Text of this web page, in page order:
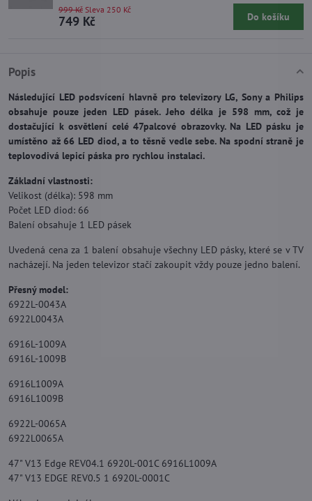
Popis
Následující LED podsvícení hlavně pro televizory LG, Sony a Philips
obsahuje pouze jeden LED pásek. Jeho délka je 598 mm, což je
dostačující k osvětlení celé 47palcové obrazovky. Na LED pásku je
umístěno až 66 LED diod, a to těsně vedle sebe. Na spodní straně je
teplovodivá lepicí páska pro rychlou instalaci.
Základní vlastnosti:
Velikost (délka): 598 mm
Počet LED diod: 66
Balení obsahuje 1 LED pásek
Uvedená cena za 1 balení obsahuje všechny LED pásky, které se v TV
nacházejí. Na jeden televizor stačí zakoupit vždy pouze jedno balení.
Přesný model:
6922L-0043A
6922L0043A
6916L-1009A
6916L-1009B
6916L1009A
6916L1009B
6922L-0065A
6922L0065A
47" V13 Edge REV04.1 6920L-001C 6916L1009A
47" V13 EDGE REV0.5 1 6920L-0001C
749 Kč
999 Kč Sleva 250 Kč
Do košíku